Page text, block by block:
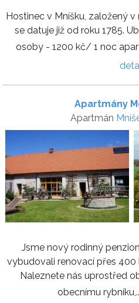
Hostinec v Mníšku, založený
se datuje již od roku 1785.
osoby - 1200 kč/ 1 noc
Apartmány
Apartmán
Jsme nový rodinný
vybudovali renovací přes 400
Naleznete nás uprostřed
obecnímu